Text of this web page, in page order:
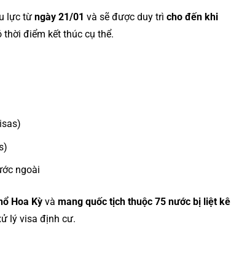
lực từ ngày 21/01 và sẽ được duy trì cho đến khi
thời điểm kết thúc cụ thể.
ngoài
Hoa Kỳ và mang quốc tịch thuộc 75 nước bị liệt kê
lý visa định cư.